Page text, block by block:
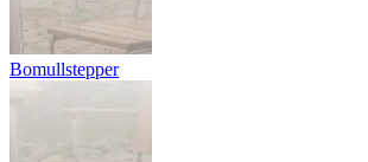
Bomullstepper